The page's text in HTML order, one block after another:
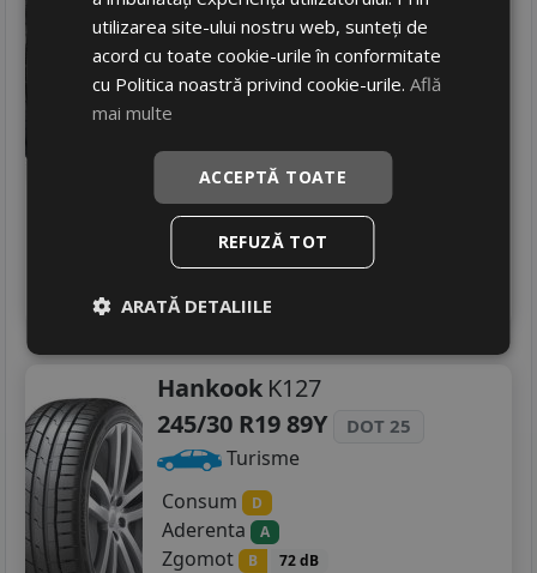
Turisme
Consum C
Aderenta B
Zgomot
1289RON
1572 RON
In stoc - peste 12 buc
Hankook K127
245/30 R19 89Y
DOT 25
Turisme
Consum
D
Aderenta A
Zgomot B 72 dB
utilizarea site-ului nostru web, sunteți de
acord cu toate cookie-urile în conformitate
cu Politica noastră privind cookie-urile.Află
mai multe
ACCEPTĂ TOATE
REFUZĂ TOT
ARATĂ DETALIILE